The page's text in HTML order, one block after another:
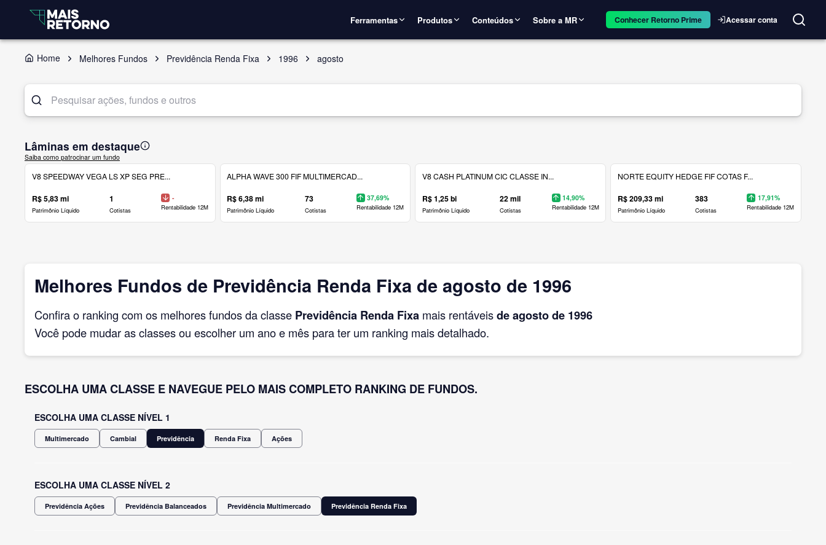
Ferramentas Produtos Conteúdos Sobre a MR Conhecer Retorno Prime Acessar conta
Home Melhores Fundos Previdência Renda Fixa 1996 agosto
Lâminas em destaque
Saiba como patrocinar um fundo
V8 SPEEDWAY VEGA LS XP SEG PRE...
R$ 5,83 mi
Patrimônio Líquido
1
Cotistas
-
Rentabilidade 12M
ALPHA WAVE 300 FIF MULTIMERCAD...
R$ 6,38 mi
Patrimônio Líquido
73
Cotistas
37,69%
Rentabilidade 12M
V8 CASH PLATINUM CIC CLASSE IN...
R$ 1,25 bi
Patrimônio Líquido
22 mil
Cotistas
14,90%
Rentabilidade 12M
NORTE EQUITY HEDGE FIF COTAS F...
R$ 209,33 mi
Patrimônio Líquido
383
Cotistas
17,91%
Rentabilidade 12M
Melhores Fundos de Previdência Renda Fixa de agosto de 1996
Confira o ranking com os melhores fundos da classe Previdência Renda Fixa mais rentáveisde agostode 1996
Você pode mudar as classes ou escolher um ano e mês para ter um ranking mais detalhado.
ESCOLHA UMA CLASSE E NAVEGUE PELO MAIS COMPLETO RANKING DE FUNDOS.
ESCOLHA UMA CLASSE NÍVEL 1
Multimercado Cambial Previdência Renda Fixa Ações
ESCOLHA UMA CLASSE NÍVEL 2
Previdência Ações Previdência Balanceados Previdência Multimercado Previdência Renda Fixa